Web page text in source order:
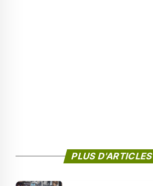
PLUS D'ARTICLES